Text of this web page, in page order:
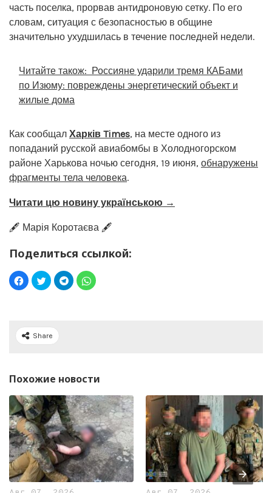
часть поселка, прорвав антидроновую сетку. По его
словам, ситуация с безопасностью в общине
значительно ухудшилась в течение последней недели.
Читайте також: Россияне ударили тремя КАБами
по Изюму: повреждены энергетический объект и
жилые дома
Как сообщал Харків Times, на месте одного из
попаданий русской авиабомбы в Холодногорском
районе Харькова ночью сегодня, 19 июня, обнаружены
фрагменты тела человека.
Читати цю новину українською →
🖋️ Марія Коротаєва 🖋️
Поделиться ссылкой:
Share
Похожие новости